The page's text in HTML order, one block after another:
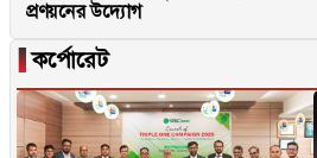
প্রণয়নের উদ্যোগ
▐কর্পোরেট